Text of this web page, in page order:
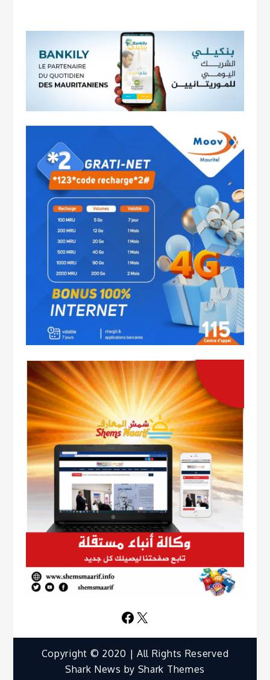
Facebook
X
Copyright © 2020 | All Rights Reserved
Shark News by Shark Themes